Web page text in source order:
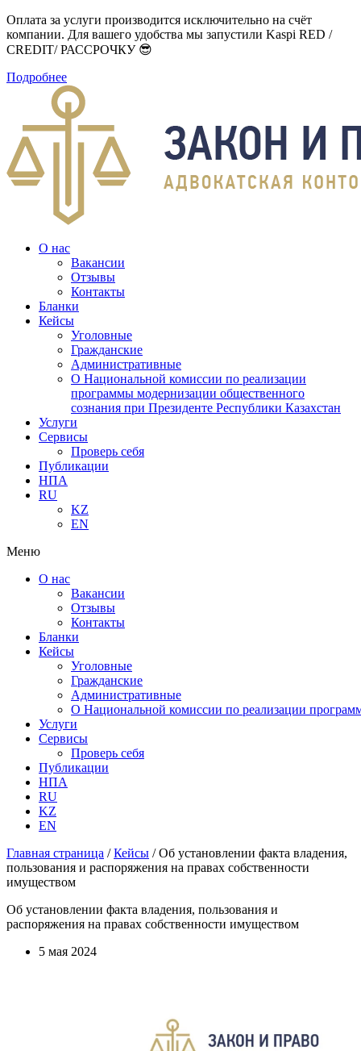
Оплата за услуги производится исключительно на счёт
компании. Для вашего удобства мы запустили Kaspi RED /
CREDIT/ РАССРОЧКУ 😎
Подробнее
О нас
Вакансии
Отзывы
Контакты
Бланки
Кейсы
Уголовные
Гражданские
Административные
О Национальной комиссии по реализации
программы модернизации общественного
сознания при Президенте Республики Казахстан
Услуги
Сервисы
Проверь себя
Публикации
НПА
RU
KZ
EN
Меню
О нас
Вакансии
Отзывы
Контакты
Бланки
Кейсы
Уголовные
Гражданские
Административные
О Национальной комиссии по реализации
Услуги
Сервисы
Проверь себя
Публикации
НПА
RU
KZ
EN
Главная страница /Кейсы /Об установлении факта владения,
пользования и распоряжения на правах собственности
имуществом
Об установлении факта владения, пользования и
распоряжения на правах собственности имуществом
5 мая 2024